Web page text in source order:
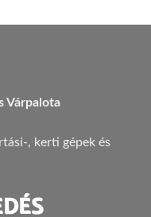
Várpalota
, kerti gépek és